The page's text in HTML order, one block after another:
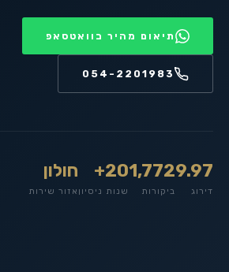
תיאום מהיר בוואטסאפ
054-2201983
9.97
דירוג
1,772
ביקורות
20+
שנות ניסיון
חולון
אזור שירות